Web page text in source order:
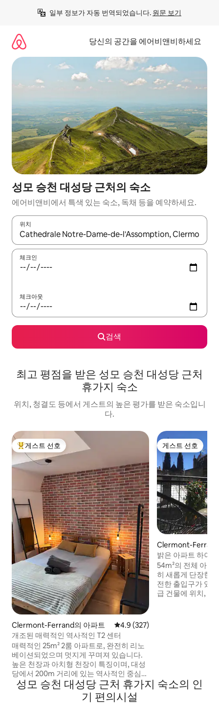
일부 정보가 자동 번역되었습니다. 원문 보기
당신의 공간을 에어비앤비하세요
성모 승천 대성당 근처의 숙소
에어비앤비에서 특색 있는 숙소, 독채 등을 예약하세요.
위치
결과가 나오면 위·아래 화살표 키를 사용하거나 터치 또는 스와이
체크인
체크아웃
검색
최고 평점을 받은 성모 승천 대성당 근처
휴가지 숙소
위치, 청결도 등에서 게스트의 높은 평가를 받은 숙소입니
다.
상위 게스트 선호
게스트 선호
Clermont-Ferrand의 아파트 평점 4.9점(5점 만점), 후기 327
4.9 (327)
개조된 매력적인 역사적인 T2 센터
매력적인 25m² 2룸 아파트로, 완전히 리노
베이션되었으며 멋지게 꾸며져 있습니다.
높은 천장과 아치형 천장이 특징이며, 대성
당에서 200m 거리에 있는 역사적인 중심가
에 위치하고 있습니다. 반 보행자 도로에 있
어 매우 조용합니다. 상점과 식당에 가깝습
니다. 플라스 드 조드가 도보 5분 거리에 있
게스트 선호
게스트 선호
Clermont-
밝은 아파트 하이
54m²의 전체 아파
히 새롭게 단장한
전한 출입구가 있
급 건물에 위치, 조
성모 승천 대성당 근처 휴가지 숙소의 인
기 편의시설